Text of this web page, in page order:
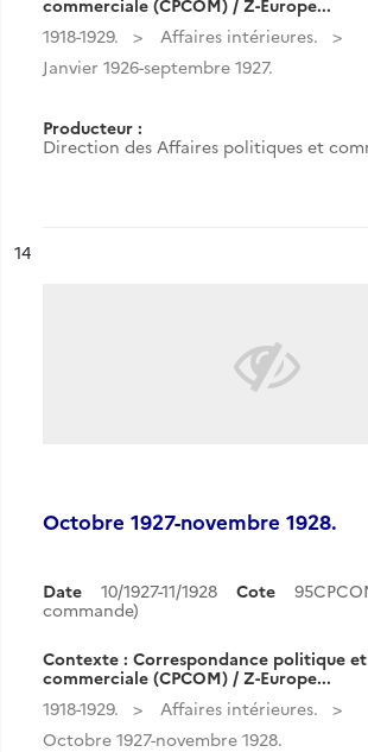
commerciale (CPCOM) / Z-Europe...
1918-1929.
Affaires intérieures.
Janvier 1926-septembre 1927.
Producteur :
Direction des Affaires politiques et
n°
14
Octobre 1927-novembre 1928.
Date 10/1927-11/1928 Cote
commande)
Contexte : Correspondance politique et
commerciale (CPCOM) / Z-Europe...
1918-1929.
Affaires intérieures.
Octobre 1927-novembre 1928.